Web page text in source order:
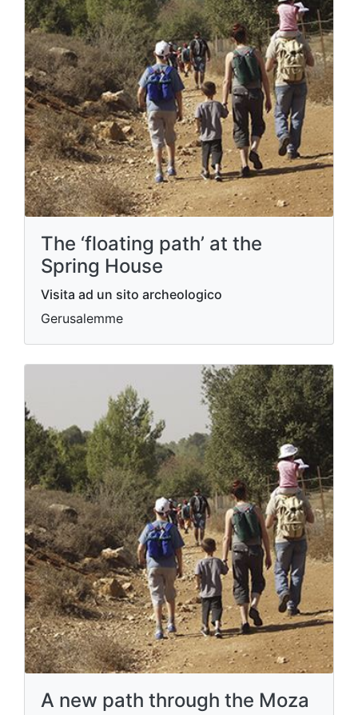
The ‘floating path’ at the
Spring House
Visita ad un sito archeologico
Gerusalemme
A new path through the Moza